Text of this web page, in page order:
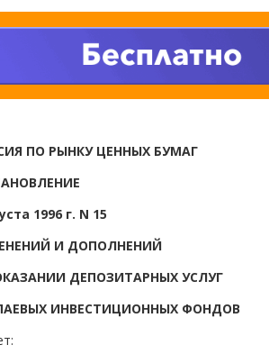
ПО РЫНКУ ЦЕННЫХ БУМАГ
1996 г. N 15
И ДОПОЛНЕНИЙ
ДЕПОЗИТАРНЫХ УСЛУГ
ИНВЕСТИЦИОННЫХ ФОНДОВ